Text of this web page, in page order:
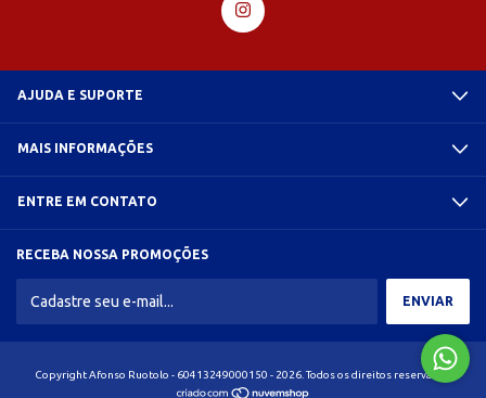
AJUDA E SUPORTE
MAIS INFORMAÇÕES
ENTRE EM CONTATO
RECEBA NOSSA PROMOÇÕES
Copyright Afonso Ruotolo - 60413249000150 - 2026. Todos os direitos reservados.